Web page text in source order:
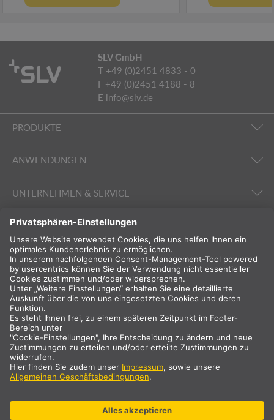
SLV GmbH
T +49 (0)2451 4833 - 0
F +49 (0)2451 4188 - 8
E info@slv.de
PRODUKTE
ANWENDUNGEN
UNTERNEHMEN & SERVICE
FOLGEN SIE UNS
** Die angegebenen Werte sind durchschnittliche Lieferzeiten und
beziehen sich auf Standardlieferungen auf dem europäischen